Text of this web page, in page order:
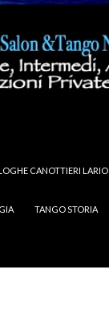
CANOTTIERI LARIO
TANGO STORIA